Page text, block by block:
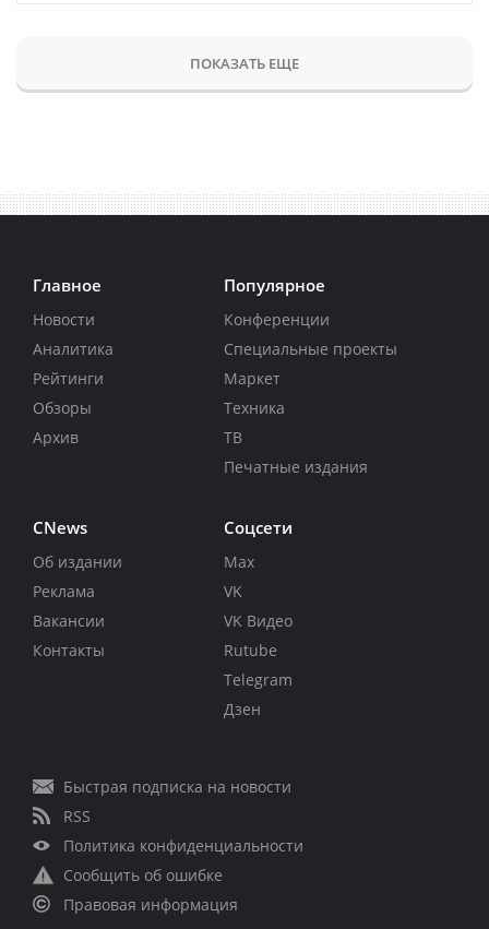
ПОКАЗАТЬ ЕЩЕ
Главное
Новости
Аналитика
Рейтинги
Обзоры
Архив
Популярное
Конференции
Специальные проекты
Маркет
Техника
ТВ
Печатные издания
CNews
Об издании
Реклама
Вакансии
Контакты
Соцсети
Max
VK
VK Видео
Rutube
Telegram
Дзен
Быстрая подписка на новости
RSS
Политика конфиденциальности
Сообщить об ошибке
Правовая информация